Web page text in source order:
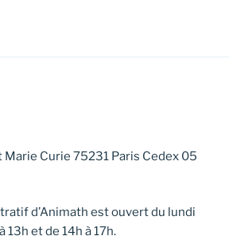
Marie Curie 75231 Paris Cedex 05
d’Animath est ouvert du lundi
13h et de 14h à 17h.